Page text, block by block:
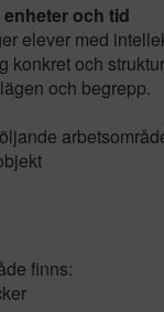
enheter och tid
elever med
konkret och
och begrepp.
finns: